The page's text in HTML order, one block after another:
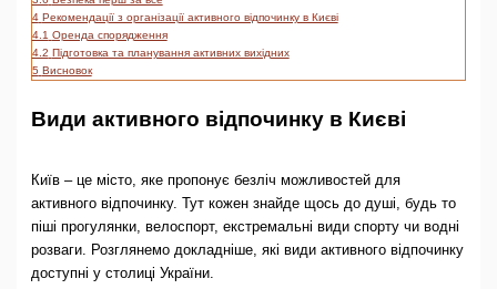
4 Рекомендації з організації активного відпочинку в Києві
4.1 Оренда спорядження
4.2 Підготовка та планування активних вихідних
5 Висновок
Види активного відпочинку в Києві
Київ – це місто, яке пропонує безліч можливостей для
активного відпочинку. Тут кожен знайде щось до душі, будь то
піші прогулянки, велоспорт, екстремальні види спорту чи водні
розваги. Розглянемо докладніше, які види активного відпочинку
доступні у столиці України.